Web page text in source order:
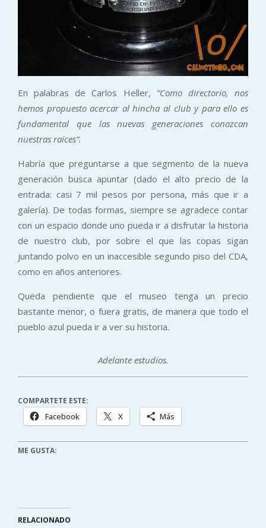
En palabras de Carlos Heller, “Como directorio, nos
hemos propuesto acercar al hincha al club y para ello es
fundamental que las nuevas generaciones conozcan
nuestras raíces”.
Habría que preguntarse a que segmento de la nueva
generación busca apuntar (dado el alto precio de la
entrada: casi 7 mil pesos por persona, más que ir a
galería). De todas formas, siempre se agradece contar
con un espacio donde uno pueda ir a disfrutar la historia
de nuestro club, por sobre el que las copas sigan
juntando polvo en un inaccesible segundo piso del CDA,
como en años anteriores.
Queda pendiente que el museo tenga un precio
bastante menor, o fuera gratis, de manera que todo el
pueblo azul pueda ir a ver su historia.
Adelante estudios.
COMPARTETE ESTE:
Facebook X Más
ME GUSTA:
RELACIONADO